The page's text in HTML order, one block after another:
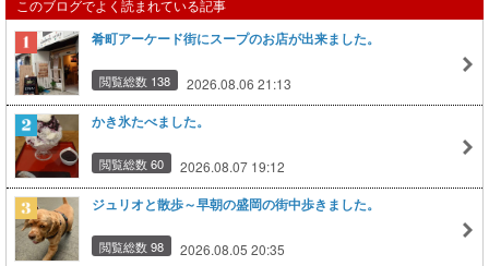
このブログでよく読まれている記事
肴町アーケード街にスープのお店が出来ました。
閲覧総数 138 2026.08.06 21:13
かき氷たべました。
閲覧総数 60 2026.08.07 19:12
ジュリオと散歩～早朝の盛岡の街中歩きました。
閲覧総数 98 2026.08.05 20:35